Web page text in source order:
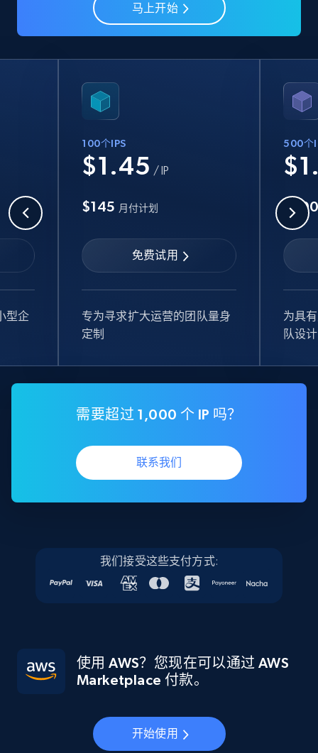
马上开始
型企
100个IPS
$1.45 / IP
$145 月付计划
免费试用
专为寻求扩大运营的团队量身
定制
500个
为具
队设计
需要超过 1,000 个 IP 吗？
联系我们
我们接受这些支付方式:
使用 AWS？您现在可以通过 AWS
Marketplace 付款。
开始使用